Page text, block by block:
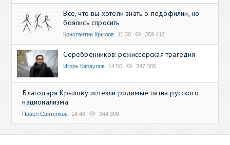
Всё, что вы хотели знать о педофилии, но
боялись спросить
Константин Крылов 11:30 359 412
Серебренников: режиссерская трагедия
Игорь Караулов 14:50 347 385
Благодаря Крылову исчезли родимые пятна русского
национализма
Павел Святенков 14:48 344 308